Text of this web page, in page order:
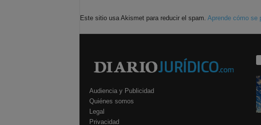
Este sitio usa Akismet para reducir el spam. Aprende cómo se
Audiencia y Publicidad
Quiénes somos
Legal
Privacidad